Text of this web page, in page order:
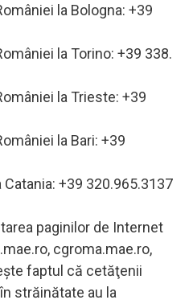
la Bologna: +39
la Torino: +39 338.
la Trieste: +39
la Bari: +39
+39 320.965.3137
paginilor de Internet
cgroma.mae.ro,
faptul că cetăţenii
străinătate au la